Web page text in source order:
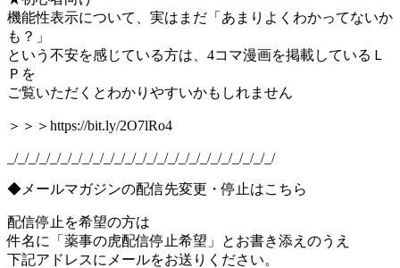
機能性表示について、実はまだ「あまりよくわかってないか
も？」
という不安を感じている方は、4コマ漫画を掲載しているＬ
Ｐを
ご覧いただくとわかりやすいかもしれません
＞＞＞https://bit.ly/2O7lRo4
_/_/_/_/_/_/_/_/_/_/_/_/_/_/_/_/_/_/_/_/_/_/_/_/_/
◆メールマガジンの配信先変更・停止はこちら
配信停止を希望の方は
件名に「薬事の虎配信停止希望」とお書き添えのうえ
下記アドレスにメールをお送りください。